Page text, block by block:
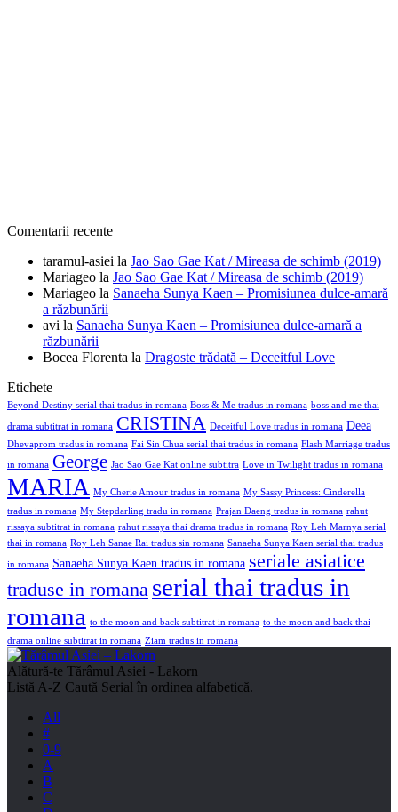
Comentarii recente
taramul-asiei la Jao Sao Gae Kat / Mireasa de schimb (2019)
Mariageo la Jao Sao Gae Kat / Mireasa de schimb (2019)
Mariageo la Sanaeha Sunya Kaen – Promisiunea dulce-amară
a răzbunării
avi la Sanaeha Sunya Kaen – Promisiunea dulce-amară a
răzbunării
Bocea Florenta la Dragoste trădată – Deceitful Love
Etichete
Beyond Destiny serial thai tradus in romana Boss & Me tradus in romana boss and me thai
drama subtitrat in romana CRISTINA Deceitful Love tradus in romana Deea
Dhevaprom tradus in romana Fai Sin Chua serial thai tradus in romana Flash Marriage tradus
in romana George Jao Sao Gae Kat online subtitra Love in Twilight tradus in romana
MARIA My Cherie Amour tradus in romana My Sassy Princess: Cinderella
tradus in romana My Stepdarling tradu in romana Prajan Daeng tradus in romana rahut
rissaya subtitrat in romana rahut rissaya thai drama tradus in romana Roy Leh Marnya serial
thai in romana Roy Leh Sanae Rai tradus sin romana Sanaeha Sunya Kaen serial thai tradus
in romana Sanaeha Sunya Kaen tradus in romana seriale asiatice
traduse in romana serial thai tradus in
romana to the moon and back subtitrat in romana to the moon and back thai
drama online subtitrat in romana Ziam tradus in romana
Alătură-te Tărâmul Asiei - Lakorn
Listă A-Z Caută Serial în ordinea alfabetică.
All
#
0-9
A
B
C